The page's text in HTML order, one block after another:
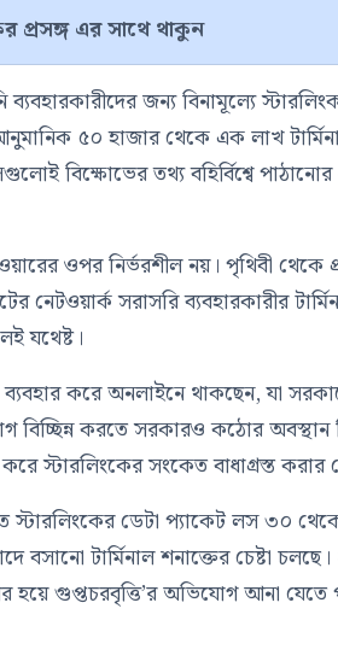
এর সাথে থাকুন
জন্য বিনামূল্যে
৫০ হাজার থেকে এক লাখ
বিক্ষোভের তথ্য বহির্বিশ্বে পাঠানোর
ওপর নির্ভরশীল নয়। পৃথিবী থেকে
সরাসরি ব্যবহারকারীর
যথেষ্ট।
ব্যবহার করে অনলাইনে থাকছেন, যা
বিচ্ছিন্ন করতে সরকারও কঠোর অবস্থান
স্টারলিংকের সংকেত বাধাগ্রস্ত করার
স্টারলিংকের ডেটা প্যাকেট লস ৩০
টার্মিনাল শনাক্তের চেষ্টা
হয়ে গুপ্তচরবৃত্তি’র অভিযোগ আনা যেতে